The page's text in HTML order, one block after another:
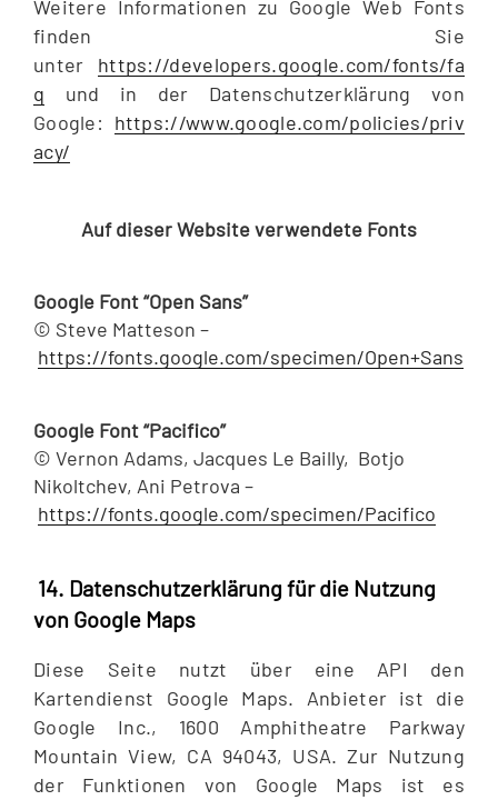
Weitere Informationen zu Google Web Fonts
finden Sie
unter https://developers.google.com/fonts/fa
q und in der Datenschutzerklärung von
Google: https://www.google.com/policies/priv
acy/
Auf dieser Website verwendete Fonts
Google Font “Open Sans”
© Steve Matteson –
https://fonts.google.com/specimen/Open+Sans
Google Font “Pacifico”
© Vernon Adams, Jacques Le Bailly, Botjo
Nikoltchev, Ani Petrova –
https://fonts.google.com/specimen/Pacifico
14. Datenschutzerklärung für die Nutzung
von Google Maps
Diese Seite nutzt über eine API den
Kartendienst Google Maps. Anbieter ist die
Google Inc., 1600 Amphitheatre Parkway
Mountain View, CA 94043, USA. Zur Nutzung
der Funktionen von Google Maps ist es